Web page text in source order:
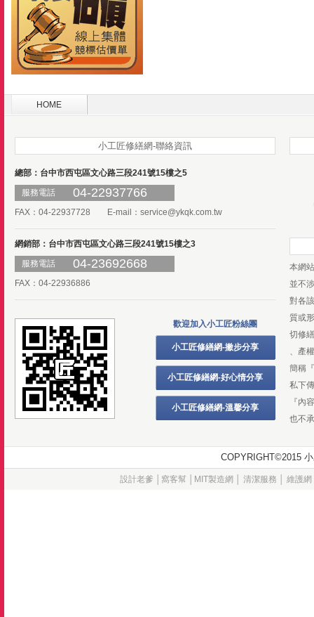
HOME
小工匠修繕網-聯絡資訊
總部：台中市西屯區文心路三段241號15樓之5
服務電話
04-22937766
FAX：04-22937728 E-mail： service@ykqk.com.tw
網銷部：台中市西屯區文心路三段241號15樓之3
服務電話
04-23692668
FAX：04-22936886
歡迎加入小工匠粉絲團
小工匠修繕網-撇步分享
小工匠修繕網-好心情分享
小工匠修繕網-溫馨分享
本網
並不
對各
質或
切修
、產
簡稱
私下
『內
也不
設計老爹 窩客幫│ MIT製造網 清潔服務 維護網